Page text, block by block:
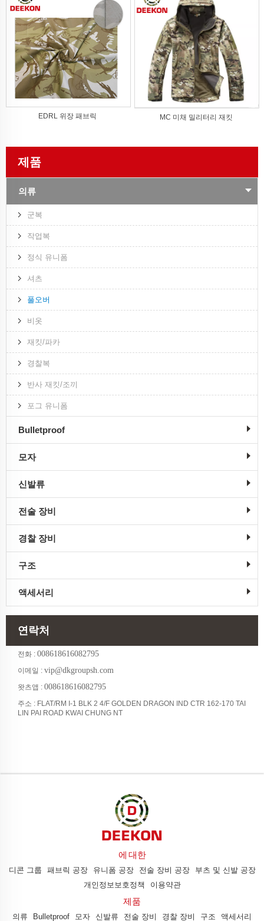
EDRL 위장 패브릭 MC 미채 밀리터리 재킷
제품
의류
군복
작업복
정식 유니폼
셔츠
풀오버
비옷
재킷/파카
경찰복
반사 재킷/조끼
포그 유니폼
Bulletproof
모자
신발류
전술 장비
경찰 장비
구조
액세서리
연락처
전화 : 008618616082795
이메일 : vip@dkgroupsh.com
왓츠앱 : 008618616082795
주소 : FLAT/RM I-1 BLK 2 4/F GOLDEN DRAGON IND CTR 162-170 TAI
LIN PAI ROAD KWAI CHUNG NT
에 대한
디콘 그룹 패브릭 공장 유니폼 공장 전술 장비 공장
부츠 및 신발 공장
개인정보보호정책
이용약관
제품
의류 Bulletproof 모자 신발류 전술 장비 경찰 장비 구조 액세서리